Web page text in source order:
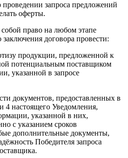
запроса предложений
оферты.
собой право на любом этапе
договора провести:
продукции, предложенной к
потенциальным поставщиком
указанной в запросе
документов, предоставленных в
4 настоящего Уведомления,
указанной в них,
с указанием сроков
дополнительные документы,
Победителя запроса